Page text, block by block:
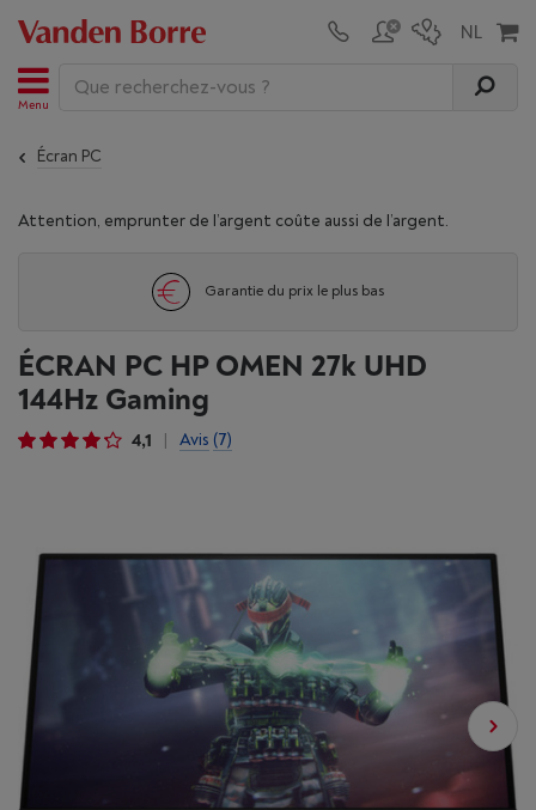
Menu
Écran PC
Attention, emprunter de l’argent coûte aussi de l’argent.
Garantie du prix le plus bas
ÉCRAN PC HP OMEN 27k UHD
144Hz Gaming
4,1 Avis (7)